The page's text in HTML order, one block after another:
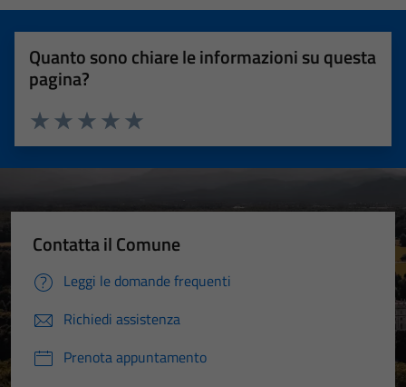
Quanto sono chiare le informazioni su questa
pagina?
Valuta 5 stelle su 5
Valuta 4 stelle su 5
Valuta 3 stelle su 5
Valuta 2 stelle su 5
Valuta 1 stelle su 5
Contatta il Comune
Leggi le domande frequenti
Richiedi assistenza
Prenota appuntamento